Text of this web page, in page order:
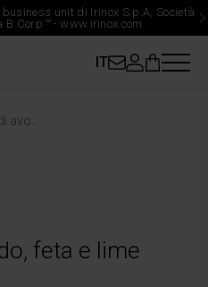
unit di Irinox S.p.A, Società
B Corp ™-www.irinox.com
IT
feta e lime